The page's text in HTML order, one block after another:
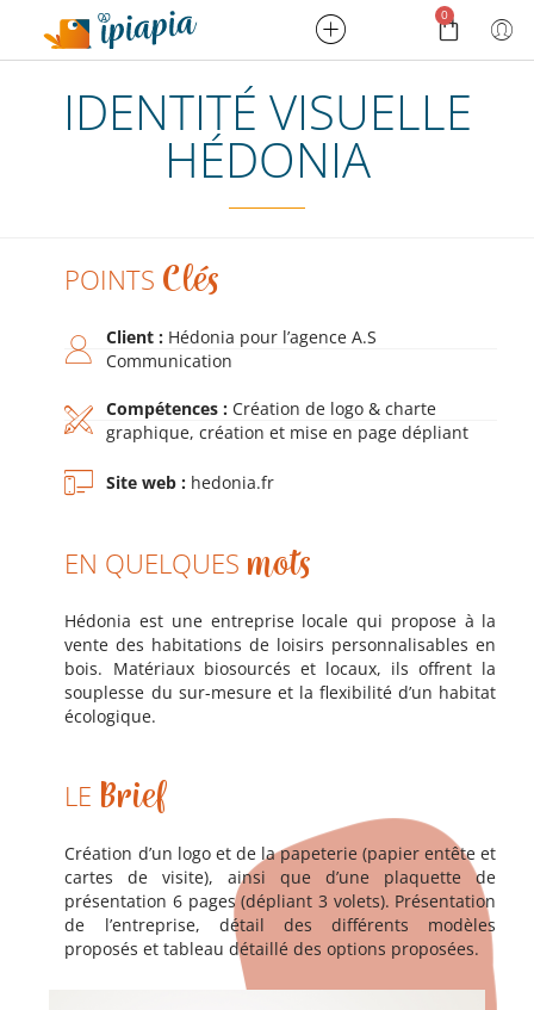
0
IDENTITÉ VISUELLE
HÉDONIA
POINTS Clés
Client : Hédonia pour l’agence A.S
Communication
Compétences : Création de logo & charte
graphique, création et mise en page dépliant
Site web : hedonia.fr
EN QUELQUES mots
Hédonia est une entreprise locale qui propose à la
vente des habitations de loisirs personnalisables en
bois. Matériaux biosourcés et locaux, ils offrent la
souplesse du sur-mesure et la flexibilité d’un habitat
écologique.
LE Brief
Création d’un logo et de la papeterie (papier entête et
cartes de visite), ainsi que d’une plaquette de
présentation 6 pages (dépliant 3 volets). Présentation
de l’entreprise, détail des différents modèles
proposés et tableau détaillé des options proposées.